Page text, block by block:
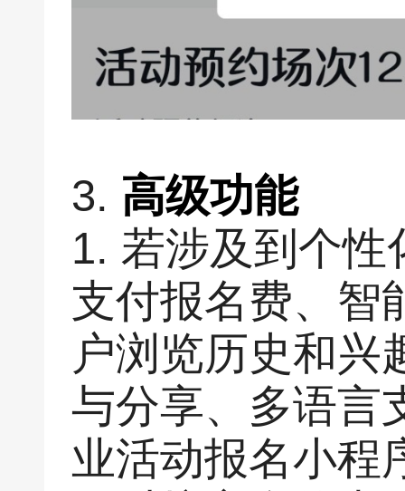
3. 高级功能
1. 若涉及到个性
支付报名费、智
户浏览历史和兴
与分享、多语言
业活动报名小程